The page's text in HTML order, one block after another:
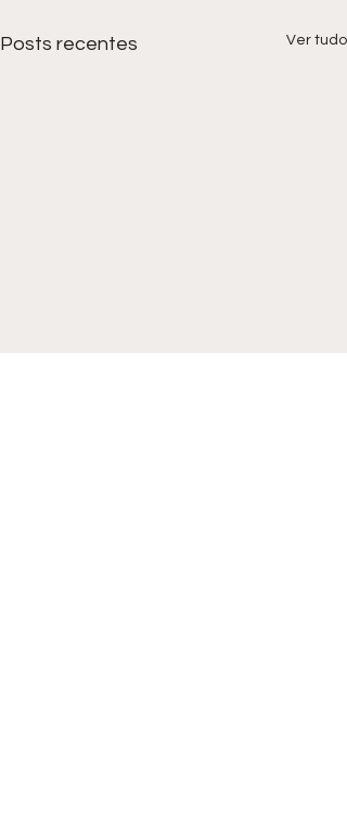
Posts recentes Ver tudo